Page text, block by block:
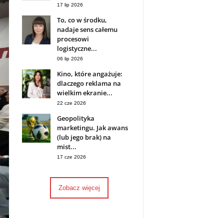
17 lip 2026
To, co w środku,
nadaje sens całemu
procesowi
logistyczne...
06 lip 2026
Kino, które angażuje:
dlaczego reklama na
wielkim ekranie...
22 cze 2026
Geopolityka
marketingu. Jak awans
(lub jego brak) na
mist...
17 cze 2026
Zobacz więcej